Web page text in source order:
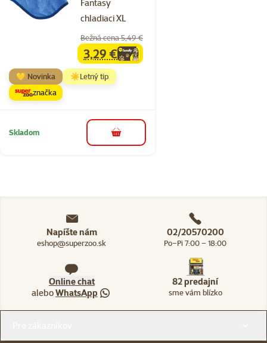
Fantasy
chladiaci XL
Bežná cena 5,49 €
familycena
3,29 €
💛 Novinka
☀️Letný tip
značka
Skladom do košíka
Napíšte nám
eshop@superzoo.sk
02/20570200
Po–Pi 7:00 – 18:00
Online chat
aleboWhatsApp
82 predajní
sme vám blízko